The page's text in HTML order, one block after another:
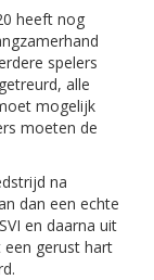
heeft nog
spelers
alle
mogelijk
moeten de
na
dan een echte
en daarna uit
een gerust hart